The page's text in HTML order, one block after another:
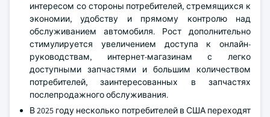
интересом со стороны потребителей, стремящихся к
экономии, удобству и прямому контролю над
обслуживанием автомобиля. Рост дополнительно
стимулируется увеличением доступа к онлайн-
руководствам, интернет-магазинам с легко
доступными запчастями и большим количеством
потребителей, заинтересованных в запчастях
послепродажного обслуживания.
В 2025 году несколько потребителей в США переходят